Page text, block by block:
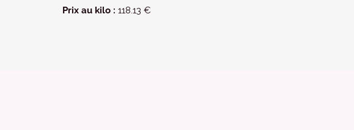
Prix au kilo : 118.13 €